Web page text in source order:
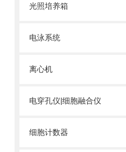
光照培养箱
电泳系统
离心机
电穿孔仪|细胞融合仪
细胞计数器